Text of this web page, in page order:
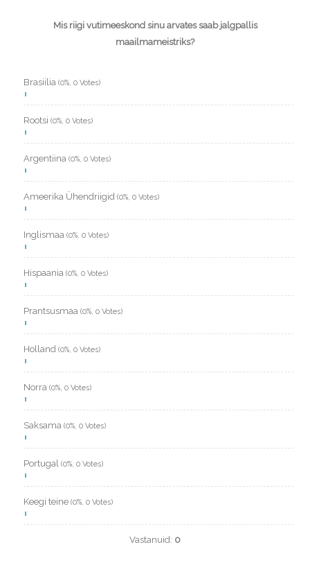
Mis riigi vutimeeskond sinu arvates saab jalgpallis
maailmameistriks?
Brasiilia (0%, 0 Votes)
Rootsi (0%, 0 Votes)
Argentiina (0%, 0 Votes)
Ameerika Ühendriigid (0%, 0 Votes)
Inglismaa (0%, 0 Votes)
Hispaania (0%, 0 Votes)
Prantsusmaa (0%, 0 Votes)
Holland (0%, 0 Votes)
Norra (0%, 0 Votes)
Saksama (0%, 0 Votes)
Portugal (0%, 0 Votes)
Keegi teine (0%, 0 Votes)
Vastanuid: 0